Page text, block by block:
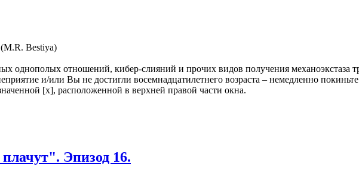
(M.R. Bestiya)
однополых отношений, кибер-слияний и прочих видов получения механоэкстаза
и/или Вы не достигли восемнадцатилетнего возраста – немедленно
[x], расположенной в верхней правой части окна.
Эпизод 16.